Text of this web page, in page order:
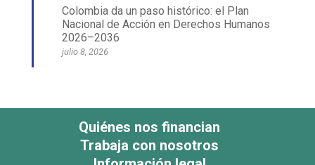
Colombia da un paso histórico: el Plan
Nacional de Acción en Derechos Humanos
2026–2036
julio 8, 2026
Quiénes nos financian
Trabaja con nosotros